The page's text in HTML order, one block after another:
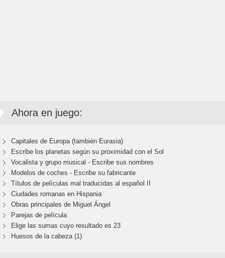
Ahora en juego:
Capitales de Europa (también Eurasia)
Escribe los planetas según su proximidad con el Sol
Vocalista y grupo musical - Escribe sus nombres
Modelos de coches - Escribe su fabricante
Títulos de películas mal traducidas al español II
Ciudades romanas en Hispania
Obras principales de Miguel Ángel
Parejas de película
Elige las sumas cuyo resultado es 23
Huesos de la cabeza (1)